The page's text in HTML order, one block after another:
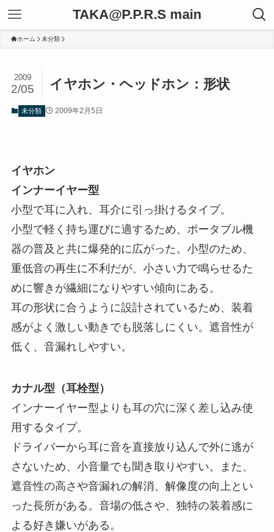
TAKA@P.P.R.S main
ホーム 未分類
イヤホン・ヘッドホン：形状
2009
2/05
未分類 2009年2月5日
イヤホン
インナーイヤー型
小型で耳に入れ、耳介に引っ掛けるタイプ。
小型で軽く持ち運びに適するため、ポータブル機
器の普及と共に爆発的に広がった。小型のため、
重低音の再生に不利だが、小さい力で鳴らせるた
めに響きが繊細になりやすい傾向にある。
耳の形状に合うように設計されているため、装着
感がよく激しい動きでも脱落しにくい。遮音性が
低く、音漏れしやすい。
カナル型（耳栓型）
インナーイヤー型よりも耳の穴に深く差し込み使
用するタイプ。
ドライバーから耳に音を直接放り込んで外に逃が
さないため、小音量でも聞き取りやすい。また、
遮音性の高さや音漏れの解消、解像度の向上とい
った長所がある。音場の低さや、独特の装着感に
よる好き嫌いがある。